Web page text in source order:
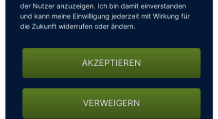
GOLF NEWS
GOLFEINSTEIGER
GOLFHOTELS
der Nutzer anzuzeigen. Ich bin damit einverstanden
und kann meine Einwilligung jederzeit mit Wirkung für
die Zukunft widerrufen oder ändern.
AKZEPTIEREN
VERWEIGERN